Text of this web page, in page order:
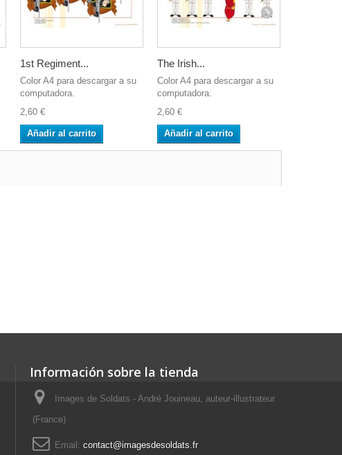
1st Regiment...
Color A4 para descargar a su
computadora.
2,60 €
Añadir al carrito
The Irish...
Color A4 para descargar a su
computadora.
2,60 €
Añadir al carrito
Información sobre la tienda
Images de Soldats - André Jouineau, auteur-illustrateur
(France)
Email: contact@imagesdesoldats.fr